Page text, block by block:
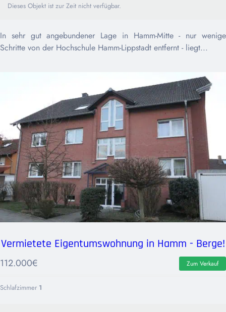
Dieses Objekt ist zur Zeit nicht verfügbar.
In sehr gut angebundener Lage in Hamm-Mitte - nur wenige
Schritte von der Hochschule Hamm-Lippstadt entfernt - liegt...
Vermietete Eigentumswohnung in Hamm - Berge!
112.000€ Zum Verkauf
Schlafzimmer 1